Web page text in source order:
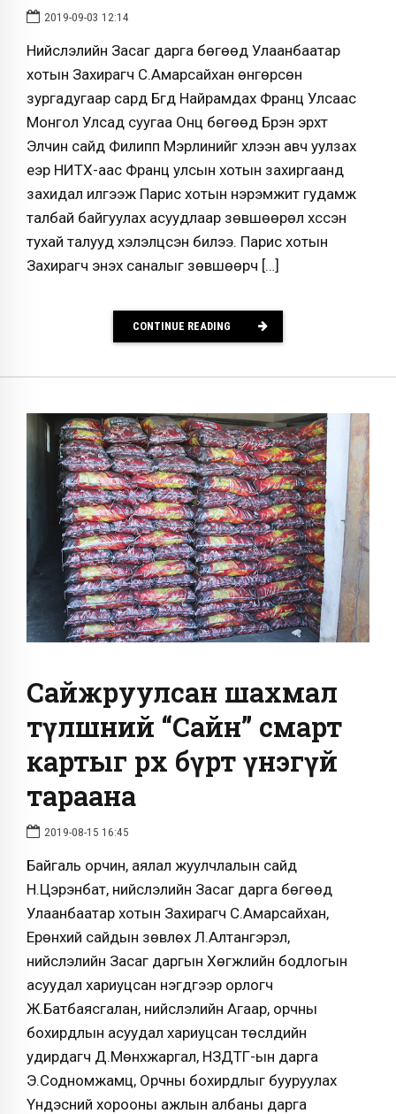
2019-09-03 12:14
Нийслэлийн Засаг дарга бөгөөд Улаанбаатар
хотын Захирагч С.Амарсайхан өнгөрсөн
зургадугаар сард Бүгд Найрамдах Франц Улсаас
Монгол Улсад суугаа Онц бөгөөд Бүрэн эрхт
Элчин сайд Филипп Мэрлинийг хүлээн авч уулзах
үеэр НИТХ-аас Франц улсын хотын захиргаанд
захидал илгээж Парис хотын нэрэмжит гудамж
талбай байгуулах асуудлаар зөвшөөрөл хүссэн
тухай талууд хэлэлцсэн билээ. Парис хотын
Захирагч энэхүү саналыг зөвшөөрч […]
CONTINUE READING
Сайжруулсан шахмал
түлшний “Сайн” смарт
картыг өрх бүрт үнэгүй
тараана
2019-08-15 16:45
Байгаль орчин, аялал жуулчлалын сайд
Н.Цэрэнбат, нийслэлийн Засаг дарга бөгөөд
Улаанбаатар хотын Захирагч С.Амарсайхан,
Ерөнхий сайдын зөвлөх Л.Алтангэрэл,
нийслэлийн Засаг даргын Хөгжлийн бодлогын
асуудал хариуцсан нэгдүгээр орлогч
Ж.Батбаясгалан, нийслэлийн Агаар, орчны
бохирдлын асуудал хариуцсан төслүүдийн
удирдагч Д.Мөнхжаргал, НЗДТГ-ын дарга
Э.Содномжамц, Орчны бохирдлыг бууруулах
Үндэсний хорооны ажлын албаны дарга